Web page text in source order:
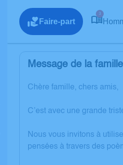
Faire-part
3
Message de la famille
Chère famille, chers amis,
C’est avec une grande
Nous vous invitons à
pensées à travers des